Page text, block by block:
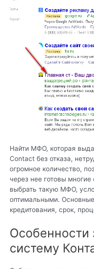
Найти МФО, которая
Contact без отказа,
огромное количество,
через нее готовы
выбрать такую МФО,
оптимальными.
кредитования, срок,
Особенности
систему